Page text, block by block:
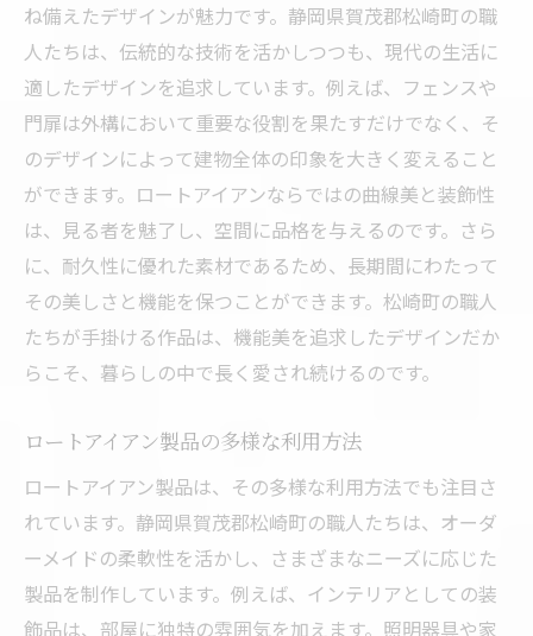
ね備えたデザインが魅力です。静岡県賀茂郡松崎町の職
人たちは、伝統的な技術を活かしつつも、現代の生活に
適したデザインを追求しています。例えば、フェンスや
門扉は外構において重要な役割を果たすだけでなく、そ
のデザインによって建物全体の印象を大きく変えること
ができます。ロートアイアンならではの曲線美と装飾性
は、見る者を魅了し、空間に品格を与えるのです。さら
に、耐久性に優れた素材であるため、長期間にわたって
その美しさと機能を保つことができます。松崎町の職人
たちが手掛ける作品は、機能美を追求したデザインだか
らこそ、暮らしの中で長く愛され続けるのです。
ロートアイアン製品の多様な利用方法
ロートアイアン製品は、その多様な利用方法でも注目さ
れています。静岡県賀茂郡松崎町の職人たちは、オーダ
ーメイドの柔軟性を活かし、さまざまなニーズに応じた
製品を制作しています。例えば、インテリアとしての装
飾品は、部屋に独特の雰囲気を加えます。照明器具や家